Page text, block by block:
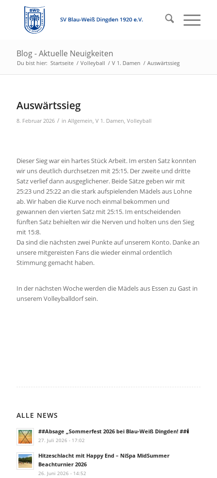
Blog - Aktuelle Neuigkeiten
Du bist hier: Startseite / Volleyball / V 1. Damen / Auswärtssieg
Auswärtssieg
8. Februar 2026 / in Allgemein, V 1. Damen, Volleyball
Dieser Sieg war ein hartes Stück Arbeit. Im ersten Satz konnten
wir uns deutlich durchsetzen mit 25:15. Der zweite und dritte
Satz verlief dann ausgeglichener. Beide Sätze geben wir mit
25:23 und 25:22 an die stark aufspielenden Mädels aus Lohne
ab. Wir haben die Kurve noch einmal bekommen und
gewannen den vierten Satz mit 25:15. Im entscheidenden
fünften Satz behielten wir die Nerven und holten uns den Sieg
mit 15:8.
Da sind die nächsten zwei Punkte auf unserem Konto. Danke an
unsere mitgereisten Fans die wieder einmal ordentlich
Stimmung gemacht haben.
In der nächsten Woche werden die Mädels aus Essen zu Gast in
unserem Volleyballdorf sein.
ALLE NEWS
##Absage „Sommerfest 2026 bei Blau-Weiß Dingden! ##🕯️
27. Juli 2026 - 17:02
Hitzeschlacht mit Happy End – NiSpa MidSummer
Beachturnier 2026
26. Juni 2026 - 14:52